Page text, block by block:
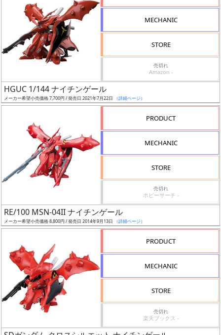
イ
含
開
始
抽
中
MECHANIC
STORE
売切れ
Amazon -
HGUC 1/144 ナイチンゲール
メーカー希望小売価格 7,700円 / 発売日 2021年7月22日 （詳細ページ）
PRODUCT
MECHANIC
STORE
売切れ
ホビーサーチ -
RE/100 MSN-04II ナイチンゲール
メーカー希望小売価格 8,800円 / 発売日 2014年9月13日 （詳細ページ）
PRODUCT
MECHANIC
STORE
売切れ
楽天ブックス -